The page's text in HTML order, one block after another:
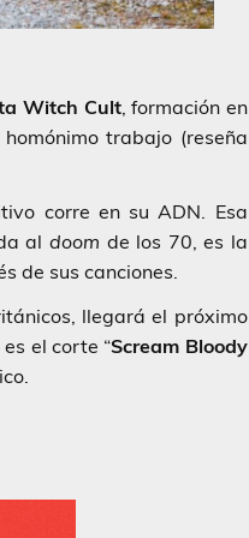
Witch Cult, formación en
trabajo (reseña
corre en su ADN. Esa
al doom de los 70, es la
de sus canciones.
llegará el próximo
el corte “Scream Bloody